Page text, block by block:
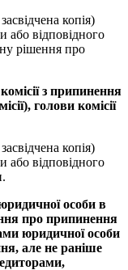
копія)
або відповідного
рішення про
з припинення
голови комісії
копія)
або відповідного
особи в
про припинення
юридичної особи
але не раніше